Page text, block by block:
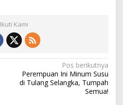
Ikuti Kami
Pos berikutnya
Perempuan Ini Minum Susu
di Tulang Selangka, Tumpah
Semua!